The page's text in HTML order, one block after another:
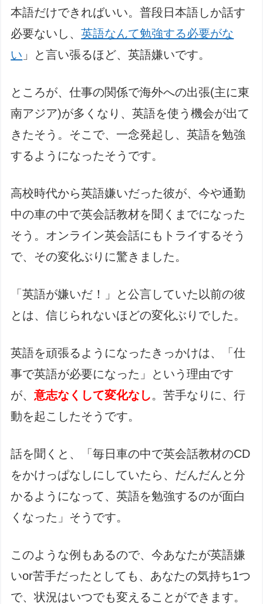
本語だけできればいい。普段日本語しか話す
必要ないし、英語なんて勉強する必要がな
い 」と言い張るほど、英語嫌いです。
ところが、仕事の関係で海外への出張(主に東
南アジア)が多くなり、英語を使う機会が出て
きたそう。そこで、一念発起し、英語を勉強
するようになったそうです。
高校時代から英語嫌いだった彼が、今や通勤
中の車の中で英会話教材を聞くまでになった
そう。オンライン英会話にもトライするそう
で、その変化ぶりに驚きました。
「英語が嫌いだ！」と公言していた以前の彼
とは、信じられないほどの変化ぶりでした。
英語を頑張るようになったきっかけは、「仕
事で英語が必要になった」という理由です
が、意志なくして変化なし。苦手なりに、行
動を起こしたそうです。
話を聞くと、「毎日車の中で英会話教材のCD
をかけっぱなしにしていたら、だんだんと分
かるようになって、英語を勉強するのが面白
くなった」そうです。
このような例もあるので、今あなたが英語嫌
いor苦手だったとしても、あなたの気持ち1つ
で、状況はいつでも変えることができます。